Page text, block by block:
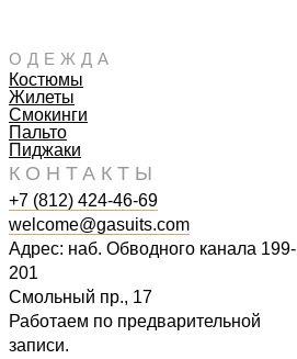
ОДЕЖДА
Костюмы
Жилеты
Смокинги
Пальто
Пиджаки
КОНТАКТЫ
+7 (812) 424-46-69
welcome@gasuits.com
Адрес: наб. Обводного канала 199-
201
Смольный пр., 17
Работаем по предварительной
записи.